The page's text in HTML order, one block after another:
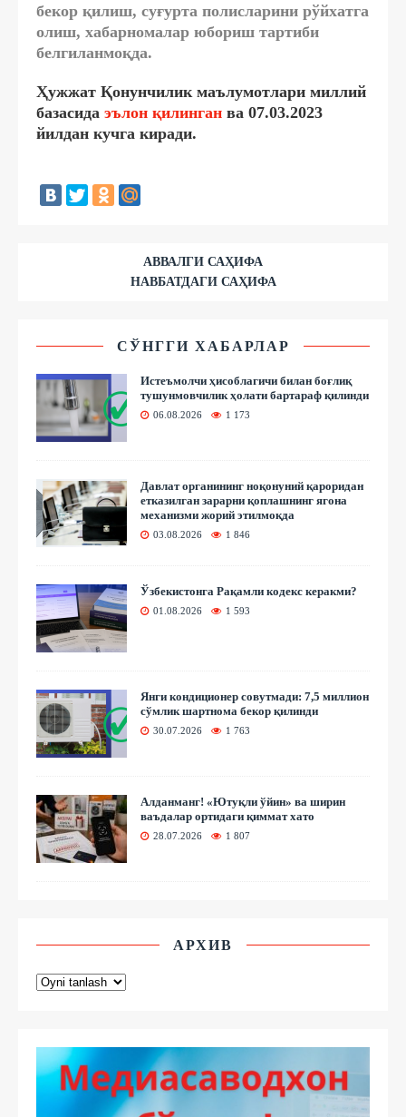
бекор қилиш, суғурта полисларини рўйхатга
олиш, хабарномалар юбориш тартиби
белгиланмоқда.
Ҳужжат Қонунчилик маълумотлари миллий
базасида эълон қилинган ва 07.03.2023
йилдан кучга киради.
АВВАЛГИ САҲИФА
НАВБАТДАГИ САҲИФА
СЎНГГИ ХАБАРЛАР
Истеъмолчи ҳисоблагичи билан боғлиқ
тушунмовчилик ҳолати бартараф қилинди
06.08.2026 1 173
Давлат органининг ноқонуний қароридан
етказилган зарарни қоплашнинг ягона
механизми жорий этилмоқда
03.08.2026 1 846
Ўзбекистонга Рақамли кодекс керакми?
01.08.2026 1 593
Янги кондиционер совутмади: 7,5 миллион
сўмлик шартнома бекор қилинди
30.07.2026 1 763
Алданманг! «Ютуқли ўйин» ва ширин
ваъдалар ортидаги қиммат хато
28.07.2026 1 807
АРХИВ